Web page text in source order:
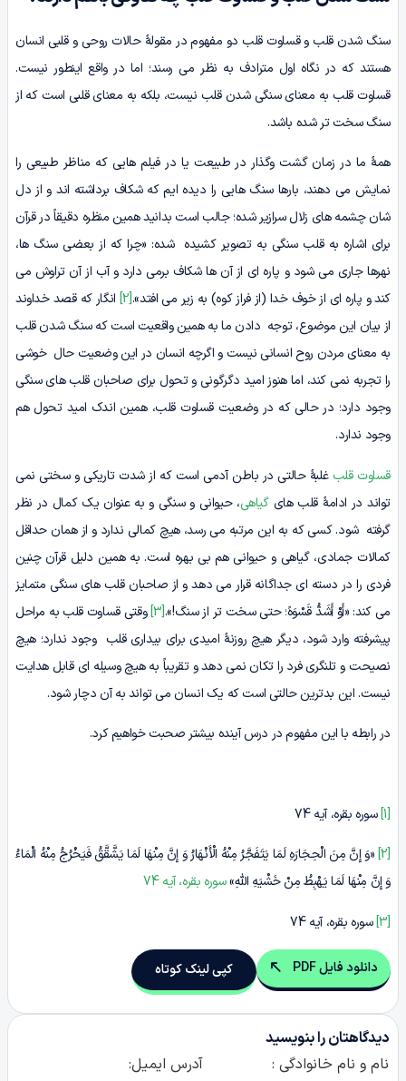
سنگ شدن قلب و قساوت قلب دو مفهوم در مقولۀ حالات روحی و قلبی انسان
هستند که در نگاه اول مترادف به نظر می رسند؛ اما در واقع اینطور نیست.
قساوت قلب به معنای سنگی شدن قلب نیست، بلکه به معنای قلبی است که از
سنگ سخت تر شده باشد.
همۀ ما در زمان گشت وگذار در طبیعت یا در فیلم هایی که مناظر طبیعی را
نمایش می دهند، بارها سنگ هایی را دیده ایم که شکاف برداشته اند و از دل
شان چشمه های زلال سرازیر شده؛ جالب است بدانید همین منظره دقیقاً در قرآن
برای اشاره به قلب سنگی به تصویر کشیده شده: «چرا که از بعضی سنگ ها،
نهرها جاری می شود و پاره ای از آن ها شکاف برمی دارد و آب از آن تراوش می
کند و پاره ای از خوف خدا (از فراز کوه) به زیر می افتد».[2]
انگار که قصد خداوند
از بیان این موضوع، توجه دادن ما به همین واقعیت است که سنگ شدن قلب
به معنای مردن روح انسانی نیست و اگرچه انسان در این وضعیت حال خوشی
را تجربه نمی کند، اما هنوز امید دگرگونی و تحول برای صاحبان قلب های سنگی
وجود دارد؛ در حالی که در وضعیت قساوت قلب، همین اندک امید تحول هم
وجود ندارد.
قساوت قلب غلبۀ حالتی در باطن آدمی است که از شدت تاریکی و سختی نمی
تواند در ادامۀ قلب هایگیاهی، حیوانی و سنگی و به عنوان یک کمال در نظر
گرفته شود. کسی که به این مرتبه می رسد، هیچ کمالی ندارد و از همان حداقل
کمالات جمادی، گیاهی و حیوانی هم بی بهره است. به همین دلیل قرآن چنین
فردی را در دسته ای جداگانه قرار می دهد و از صاحبان قلب های سنگی متمایز
می کند: «أَوْ أَشَدُّ قَسْوَهً؛ حتی سخت تر از سنگ!».[3]
وقتی قساوت قلب به مراحل
پیشرفته وارد شود، دیگر هیچ روزنۀ امیدی برای بیداری قلب وجود ندارد؛ هیچ
نصیحت و تلنگری فرد را تکان نمی دهد و تقریباً به هیچ وسیله ای قابل هدایت
نیست. این بدترین حالتی است که یک انسان می تواند به آن دچار شود.
در رابطه با این مفهوم در درس آینده بیشتر صحبت خواهیم کرد.
[1] سوره بقره، آیه 74
[2] «وَ إِنَّ مِنَ الْحِجَارَهِ لَمَا یَتَفَجَّرُ مِنْهُ الْأَنْهَارُ وَ إِنَّ مِنْهَا لَمَا یَشَّقَّقُ فَیَخْرُجُ مِنْهُ الْمَاءُ
وَ إِنَّ مِنْهَا لَمَا یَهْبِطُ مِنْ خَشْیَهِ اللَّهِ»سوره بقره، آیه 74
[3] سوره بقره، آیه 74
دانلود فایل PDF کپی لینک کوتاه
دیدگاهتان را بنویسید
نام و نام خانوادگی :
آدرس ایمیل: